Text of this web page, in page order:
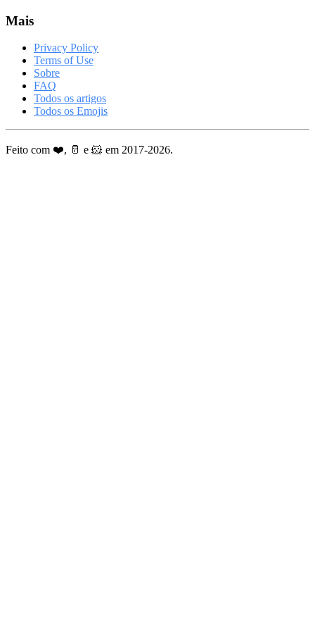
Mais
Privacy Policy
Terms of Use
Sobre
FAQ
Todos os artigos
Todos os Emojis
Feito com ❤️, 🥛 e 🐹 em 2017-2026.